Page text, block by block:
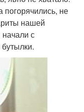
погорячились, не
нашей
с